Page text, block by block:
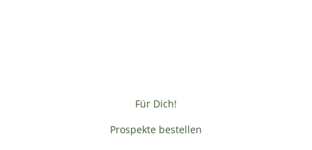
Für Dich!
Prospekte bestellen